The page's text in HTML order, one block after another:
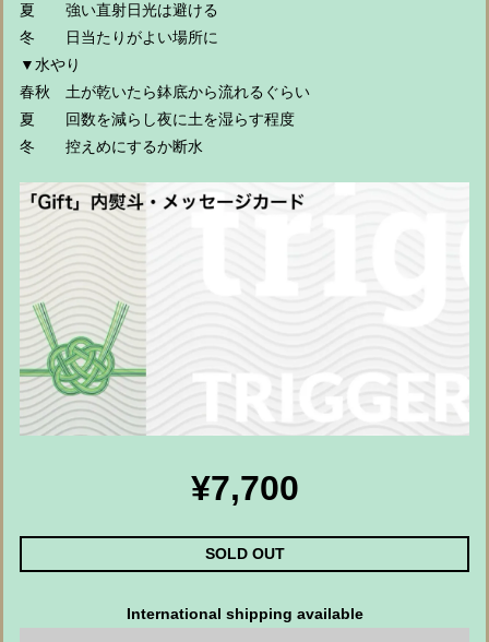
夏 強い直射日光は避ける
冬 日当たりがよい場所に
▼水やり
春秋 土が乾いたら鉢底から流れるぐらい
夏 回数を減らし夜に土を湿らす程度
冬 控えめにするか断水
¥7,700
SOLD OUT
International shipping available